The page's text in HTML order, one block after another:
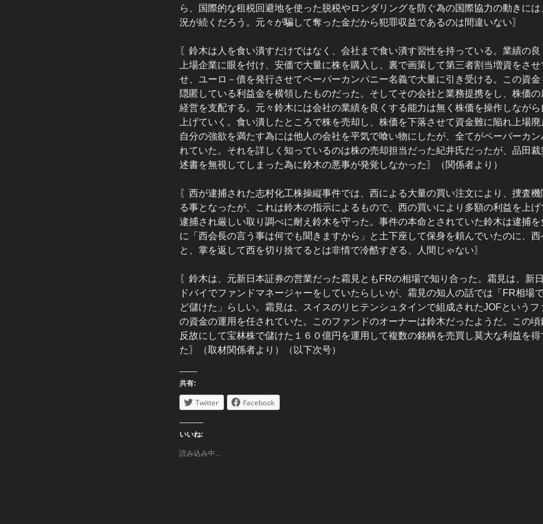
ら、国際的な租税回避地を使った脱税やロンダリングを防ぐ為の国際協力の動きに
況が続くだろう。元々が騙して奪った金だから犯罪収益であるのは間違いない〗
〖鈴木は人を食い潰すだけではなく、会社まで食い潰す習性を持っている。業績の
上場企業に眼を付け、安価で大量に株を購入し、裏で画策して第三者割当増資をさせ
せ、ユーロ－債を発行させてペーパーカンパニー名義で大量に引き受ける。この資
隠匿している利益金を横領したものだった。そしてその会社と業務提携をし、株価
経営を支配する。元々鈴木には会社の業績を良くする能力は無く株価を操作しなが
上げていく。食い潰したところで株を売却し、株価を下落させて資金難に陥れ上場廃
自分の強欲を満たす為には他人の会社を平気で喰い物にしたが、全てがペーパーカ
れていた。それを詳しく知っているのは株の売却担当だった紀井氏だったが、品田
述書を無視してしまった為に鈴木の悪事が発覚しなかった〗（関係者より）
〖西が逮捕された志村化工株操縦事件では、西による大量の買い注文により、捜査
る事となったが、これは鈴木の指示によるもので、西の買いにより多額の利益を上
逮捕され厳しい取り調べに耐え鈴木を守った。事件の本命とされていた鈴木は逮捕
に「西会長の言う事は何でも聞きますから」と土下座して保身を頼んでいたのに、
と、掌を返して西を切り捨てるとは非情で冷酷すぎる、人間じゃない〗
〖鈴木は、元新日本証券の営業だった霜見ともFRの相場で知り合った。霜見は、新
ドバイでファンドマネージャーをしていたらしいが、霜見の知人の話では「FR相場
ど儲けた」らしい。霜見は、スイスのリヒテンシュタインで組成されたJOFというフ
の資金の運用を任されていた。このファンドのオーナーは鈴木だったようだ。この
反故にして宝林株で儲けた１６０億円を運用して複数の銘柄を売買し莫大な利益を得
た〗（取材関係者より）（以下次号）
共有:
Twitter Facebook
いいね:
読み込み中...